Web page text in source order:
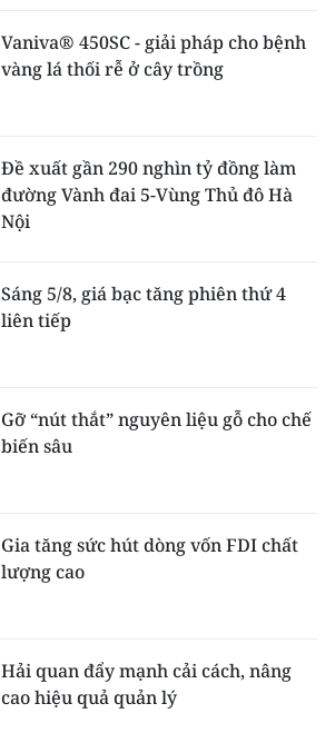
Vaniva® 450SC - giải pháp cho bệnh
vàng lá thối rễ ở cây trồng
Đề xuất gần 290 nghìn tỷ đồng làm
đường Vành đai 5-Vùng Thủ đô Hà
Nội
Sáng 5/8, giá bạc tăng phiên thứ 4
liên tiếp
Gỡ “nút thắt” nguyên liệu gỗ cho chế
biến sâu
Gia tăng sức hút dòng vốn FDI chất
lượng cao
Hải quan đẩy mạnh cải cách, nâng
cao hiệu quả quản lý